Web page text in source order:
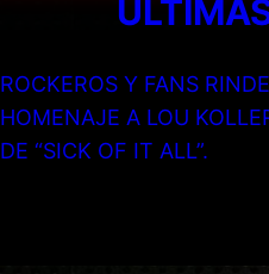
ROCKEROS Y FANS
HOMENAJE A LOU
DE “SICK OF IT ALL”.